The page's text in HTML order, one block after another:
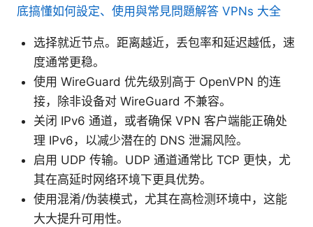
底搞懂如何設定、使用與常見問題解答 VPNs 大全
选择就近节点。距离越近，丢包率和延迟越低，速
度通常更稳。
使用 WireGuard 优先级别高于 OpenVPN 的连
接，除非设备对 WireGuard 不兼容。
关闭 IPv6 通道，或者确保 VPN 客户端能正确处
理 IPv6，以减少潜在的 DNS 泄漏风险。
启用 UDP 传输。UDP 通道通常比 TCP 更快，尤
其在高延时网络环境下更具优势。
使用混淆/伪装模式，尤其在高检测环境中，这能
大大提升可用性。